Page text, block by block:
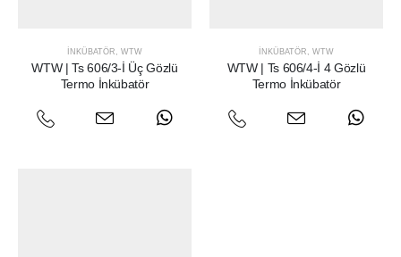
İNKÜBATÖR , WTW
WTW | Ts 606/3-İ Üç Gözlü
Termo İnkübatör
İNKÜBATÖR , WTW
WTW | Ts 606/4-İ 4 Gözlü
Termo İnkübatör